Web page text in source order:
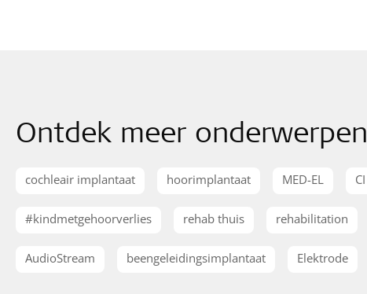
Ontdek meer onderwerpen
cochleair implantaat hoorimplantaat MED-EL CI
#kindmetgehoorverlies rehab thuis rehabilitation
AudioStream beengeleidingsimplantaat Elektrode